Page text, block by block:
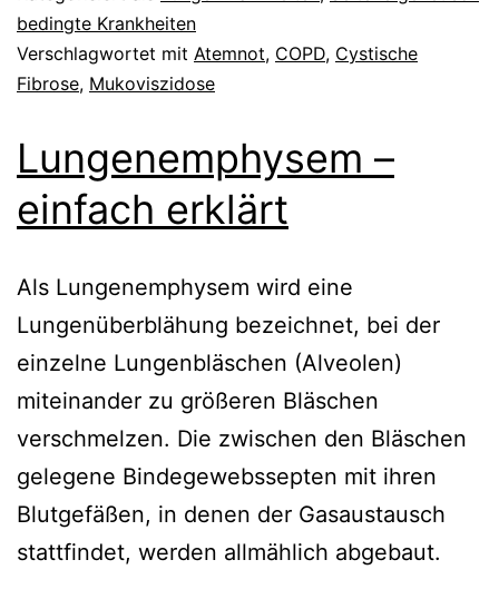
bedingte Krankheiten
Verschlagwortet mit Atemnot, COPD, Cystische
Fibrose, Mukoviszidose
Lungenemphysem –
einfach erklärt
Als Lungenemphysem wird eine
Lungenüberblähung bezeichnet, bei der
einzelne Lungenbläschen (Alveolen)
miteinander zu größeren Bläschen
verschmelzen. Die zwischen den Bläschen
gelegene Bindegewebssepten mit ihren
Blutgefäßen, in denen der Gasaustausch
stattfindet, werden allmählich abgebaut.